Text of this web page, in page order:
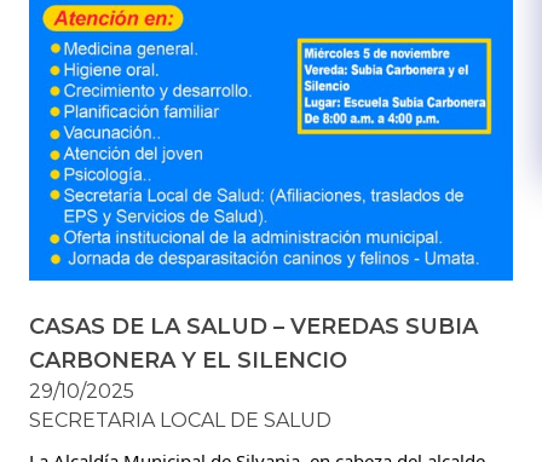
CASAS DE LA SALUD – VEREDAS SUBIA
CARBONERA Y EL SILENCIO
29/10/2025
SECRETARIA LOCAL DE SALUD